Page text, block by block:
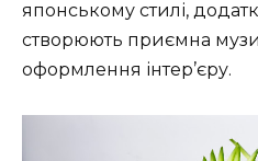
японському стилі,
створюють приємна
оформлення інтер’єру.